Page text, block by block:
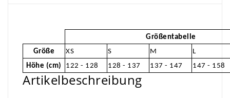
Größentabelle
Größe
XS S M
L
Höhe (cm)
122 - 128 128 - 137 137 - 147 147 - 158
Artikelbeschreibung